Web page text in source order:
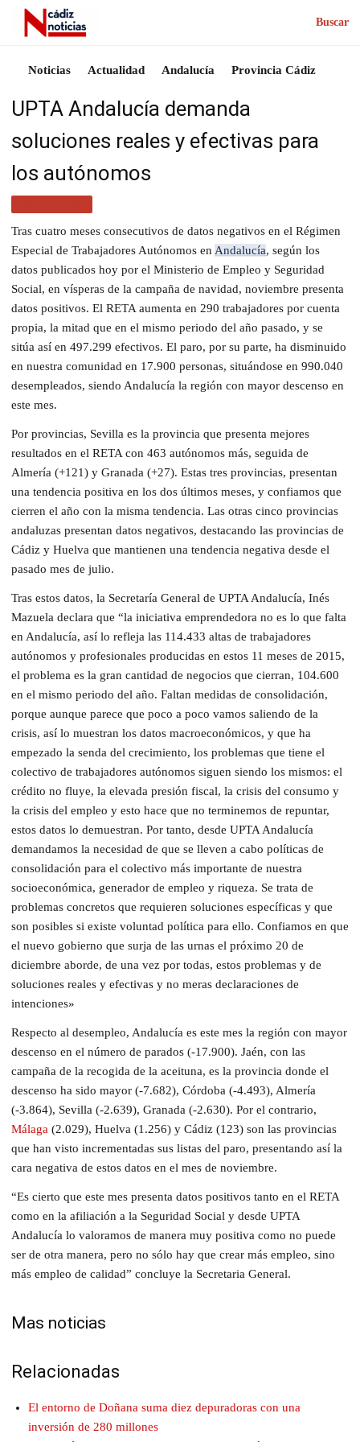
Buscar
Noticias Actualidad Andalucía Provincia Cádiz
UPTA Andalucía demanda
soluciones reales y efectivas para
los autónomos
Tras cuatro meses consecutivos de datos negativos en el Régimen
Especial de Trabajadores Autónomos en Andalucía, según los
datos publicados hoy por el Ministerio de Empleo y Seguridad
Social, en vísperas de la campaña de navidad, noviembre presenta
datos positivos. El RETA aumenta en 290 trabajadores por cuenta
propia, la mitad que en el mismo periodo del año pasado, y se
sitúa así en 497.299 efectivos. El paro, por su parte, ha disminuido
en nuestra comunidad en 17.900 personas, situándose en 990.040
desempleados, siendo Andalucía la región con mayor descenso en
este mes.
Por provincias, Sevilla es la provincia que presenta mejores
resultados en el RETA con 463 autónomos más, seguida de
Almería (+121) y Granada (+27). Estas tres provincias, presentan
una tendencia positiva en los dos últimos meses, y confiamos que
cierren el año con la misma tendencia. Las otras cinco provincias
andaluzas presentan datos negativos, destacando las provincias de
Cádiz y Huelva que mantienen una tendencia negativa desde el
pasado mes de julio.
Tras estos datos, la Secretaría General de UPTA Andalucía, Inés
Mazuela declara que “la iniciativa emprendedora no es lo que falta
en Andalucía, así lo refleja las 114.433 altas de trabajadores
autónomos y profesionales producidas en estos 11 meses de 2015,
el problema es la gran cantidad de negocios que cierran, 104.600
en el mismo periodo del año. Faltan medidas de consolidación,
porque aunque parece que poco a poco vamos saliendo de la
crisis, así lo muestran los datos macroeconómicos, y que ha
empezado la senda del crecimiento, los problemas que tiene el
colectivo de trabajadores autónomos siguen siendo los mismos: el
crédito no fluye, la elevada presión fiscal, la crisis del consumo y
la crisis del empleo y esto hace que no terminemos de repuntar,
estos datos lo demuestran. Por tanto, desde UPTA Andalucía
demandamos la necesidad de que se lleven a cabo políticas de
consolidación para el colectivo más importante de nuestra
socioeconómica, generador de empleo y riqueza. Se trata de
problemas concretos que requieren soluciones específicas y que
son posibles si existe voluntad política para ello. Confiamos en que
el nuevo gobierno que surja de las urnas el próximo 20 de
diciembre aborde, de una vez por todas, estos problemas y de
soluciones reales y efectivas y no meras declaraciones de
intenciones»
Respecto al desempleo, Andalucía es este mes la región con mayor
descenso en el número de parados (-17.900). Jaén, con las
campaña de la recogida de la aceituna, es la provincia donde el
descenso ha sido mayor (-7.682), Córdoba (-4.493), Almería
(-3.864), Sevilla (-2.639), Granada (-2.630). Por el contrario,
Málaga (2.029), Huelva (1.256) y Cádiz (123) son las provincias
que han visto incrementadas sus listas del paro, presentando así la
cara negativa de estos datos en el mes de noviembre.
“Es cierto que este mes presenta datos positivos tanto en el RETA
como en la afiliación a la Seguridad Social y desde UPTA
Andalucía lo valoramos de manera muy positiva como no puede
ser de otra manera, pero no sólo hay que crear más empleo, sino
más empleo de calidad” concluye la Secretaria General.
Mas noticias
Relacionadas
El entorno de Doñana suma diez depuradoras con una
inversión de 280 millones